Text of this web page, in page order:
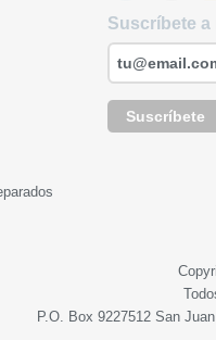
Suscríbete
Suscríbete
P.O. Box 9227512 San